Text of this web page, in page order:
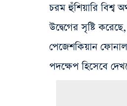
চরম হুঁশিয়ারি বিশ্ব
উদ্বেগের সৃষ্টি
পেজেশকিয়ান
পদক্ষেপ হিসেবে